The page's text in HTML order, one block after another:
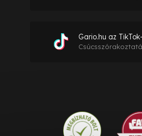
Gario.hu az